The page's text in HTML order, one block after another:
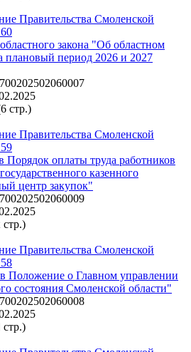
Правительства Смоленской
закона "Об областном
плановый период 2026 и 2027
стр.)
Правительства Смоленской
оплаты труда работников
казенного
центр закупок"
стр.)
Правительства Смоленской
Положение о Главном управлении
состояния Смоленской области"
стр.)